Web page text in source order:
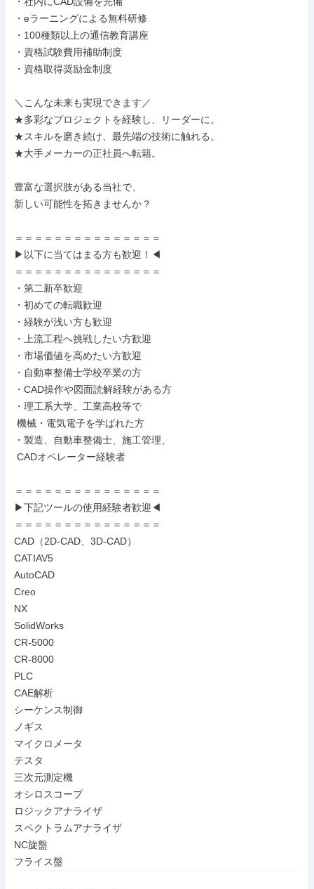
・eラーニングによる無料研修
・100種類以上の通信教育講座
・資格試験費用補助制度
・資格取得奨励金制度
＼こんな未来も実現できます／
★多彩なプロジェクトを経験し、リーダーに。
★スキルを磨き続け、最先端の技術に触れる。
★大手メーカーの正社員へ転籍。
豊富な選択肢がある当社で、
新しい可能性を拓きませんか？
＝＝＝＝＝＝＝＝＝＝＝＝＝＝＝
▶以下に当てはまる方も歓迎！◀
＝＝＝＝＝＝＝＝＝＝＝＝＝＝＝
・第二新卒歓迎
・初めての転職歓迎
・経験が浅い方も歓迎
・上流工程へ挑戦したい方歓迎
・市場価値を高めたい方歓迎
・自動車整備士学校卒業の方
・CAD操作や図面読解経験がある方
・理工系大学、工業高校等で
・製造、自動車整備士、施工管理、
＝＝＝＝＝＝＝＝＝＝＝＝＝＝＝
▶下記ツールの使用経験者歓迎◀
＝＝＝＝＝＝＝＝＝＝＝＝＝＝＝
CAD（2D-CAD、3D-CAD）
CATIAV5
AutoCAD
Creo
NX
SolidWorks
CR-5000
CR-8000
PLC
CAE解析
シーケンス制御
ノギス
マイクロメータ
テスタ
三次元測定機
オシロスコープ
ロジックアナライザ
スペクトラムアナライザ
NC旋盤
フライス盤